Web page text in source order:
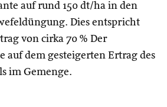
auf rund 150 dt/ha in den
Dies entspricht
von cirka 70 % Der
auf dem gesteigerten Ertrag des
im Gemenge.